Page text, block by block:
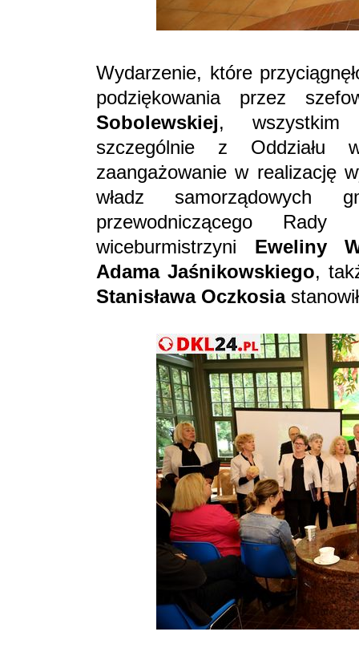
Wydarzenie, które
podziękowania przez
Sobolewskiej, wszystkim
szczególnie z Oddziału
zaangażowanie w realizację
władz samorządowych
przewodniczącego
wiceburmistrzyni Eweliny
Adama Jaśnikowskiego,
Stanisława Oczkosia